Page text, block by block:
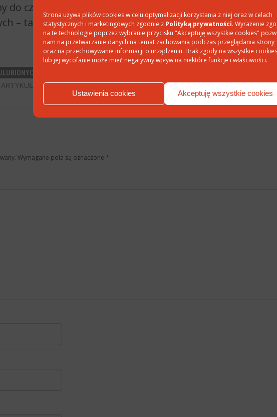
Strona używa plików cookies w celu optymalizacji korzystania z niej oraz w celach
statystycznych i marketingowych zgodnie z Polityką prywatności. Wyrażenie
na te technologie poprzez wybranie przycisku "Akceptuję wszystkie cookies"
nam na przetwarzanie danych na temat zachowania podczas przeglądania strony
oraz na przechowywanie informacji o urządzeniu. Brak zgody na wszystkie cookies
lub jej wycofanie może mieć negatywny wpływ na niektóre funkcje i właściwości.
Akceptuję wszystkie cookies
Ustawienia cookies
do czynienia między innymi z kilkoma wyciekami danych
– takie sytuacje mogą nieść ze sobą milionowe straty.
Wymagane pola są oznaczone *